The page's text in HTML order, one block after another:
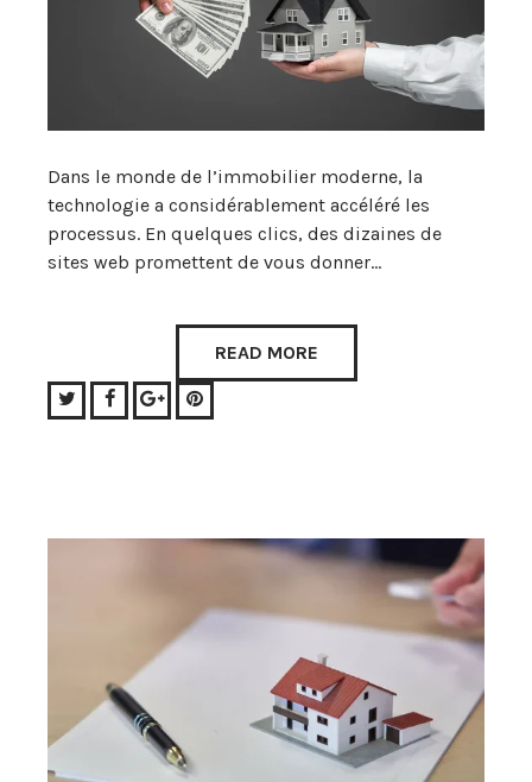
Dans le monde de l’immobilier moderne, la
technologie a considérablement accéléré les
processus. En quelques clics, des dizaines de
sites web promettent de vous donner…
READ MORE
TwitterFacebook
Google+Pinterest